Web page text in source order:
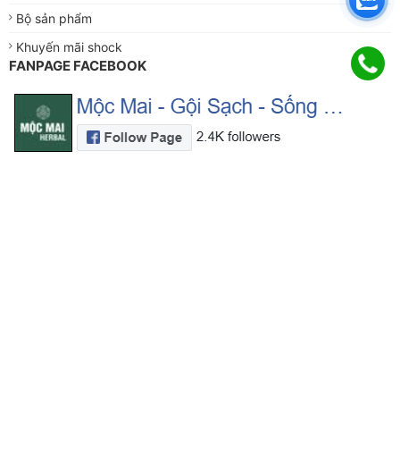
Bộ sản phẩm
Khuyến mãi shock
FANPAGE FACEBOOK